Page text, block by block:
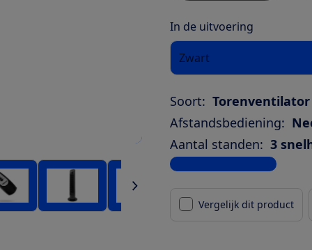
In de uitvoering
Zwart
Soort: Torenventilator
Afstandsbediening:
Aantal standen: 3
Bekijk alle specificaties
Vergelijk dit product